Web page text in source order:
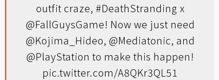
outfit craze, #DeathStranding x
@FallGuysGame! Now we just need
@Kojima_Hideo, @Mediatonic, and
@PlayStation to make this happen!
pic.twitter.com/A8QKr3QL51